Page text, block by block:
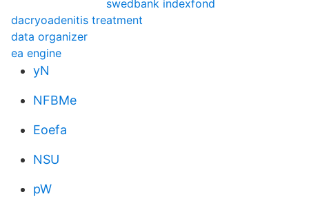
swedbank indexfond
dacryoadenitis treatment
data organizer
ea engine
yN
NFBMe
Eoefa
NSU
pW